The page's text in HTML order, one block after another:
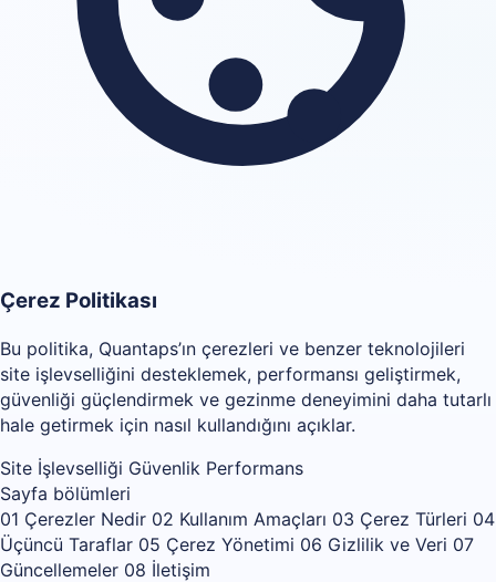
Çerez Politikası
Bu politika, Quantaps’ın çerezleri ve benzer teknolojileri
site işlevselliğini desteklemek, performansı geliştirmek,
güvenliği güçlendirmek ve gezinme deneyimini daha tutarlı
hale getirmek için nasıl kullandığını açıklar.
Site İşlevselliği Güvenlik Performans
Sayfa bölümleri
01 Çerezler Nedir 02 Kullanım Amaçları 03 Çerez Türleri 04
Üçüncü Taraflar 05 Çerez Yönetimi 06 Gizlilik ve Veri 07
Güncellemeler 08 İletişim